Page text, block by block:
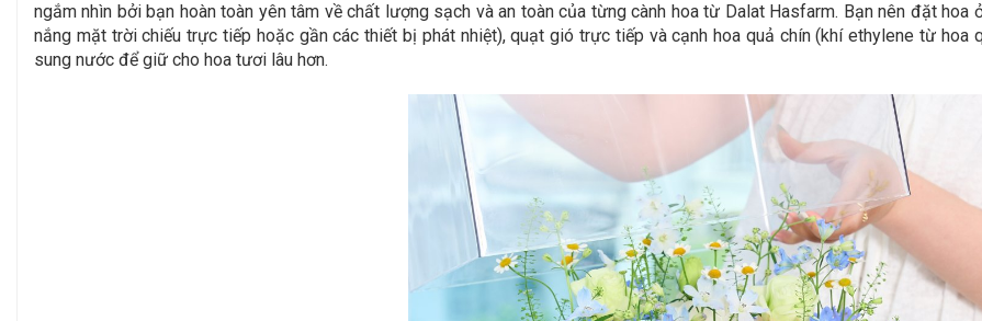
ngắm nhìn bởi bạn hoàn toàn yên tâm về chất lượng sạch và an toàn của từng cành hoa từ Dalat Hasfarm. Bạn nên đặt hoa
nắng mặt trời chiếu trực tiếp hoặc gần các thiết bị phát nhiệt), quạt gió trực tiếp và cạnh hoa quả chín (khí ethylene từ
sung nước để giữ cho hoa tươi lâu hơn.